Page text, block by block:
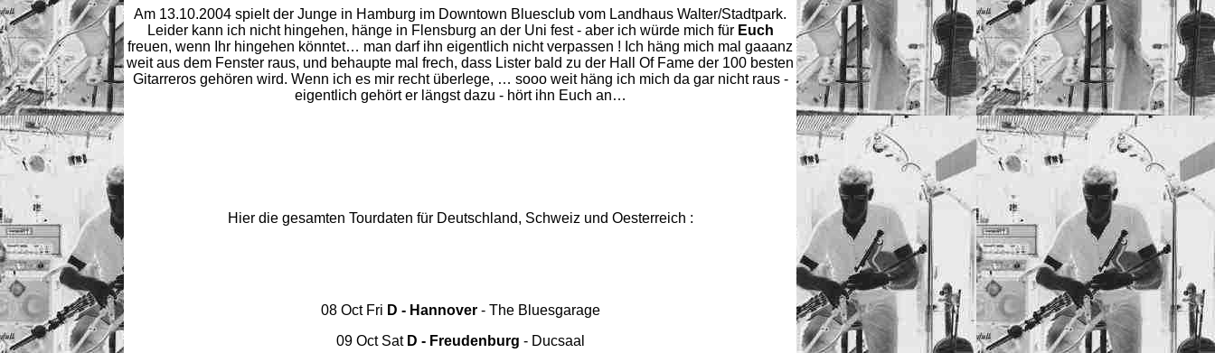
Am 13.10.2004 spielt der Junge in Hamburg im Downtown Bluesclub vom Landhaus Walter/Stadtpark.
Leider kann ich nicht hingehen, hänge in Flensburg an der Uni fest - aber ich würde mich für Euch
freuen, wenn Ihr hingehen könntet… man darf ihn eigentlich nicht verpassen ! Ich häng mich mal gaaanz
weit aus dem Fenster raus, und behaupte mal frech, dass Lister bald zu der Hall Of Fame der 100 besten
Gitarreros gehören wird. Wenn ich es mir recht überlege, … sooo weit häng ich mich da gar nicht raus -
eigentlich gehört er längst dazu - hört ihn Euch an…
Hier die gesamten Tourdaten für Deutschland, Schweiz und Oesterreich :
08 Oct Fri D - Hannover- The Bluesgarage
09 Oct Sat D - Freudenburg - Ducsaal